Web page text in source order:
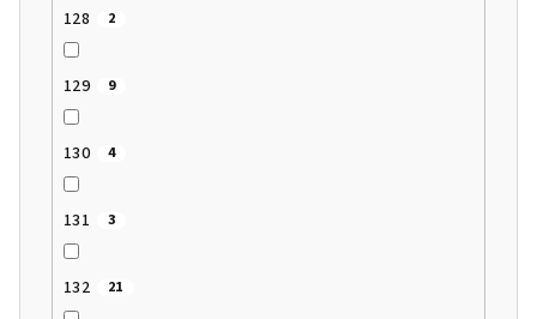
128 2
129 9
130 4
131 3
132 21